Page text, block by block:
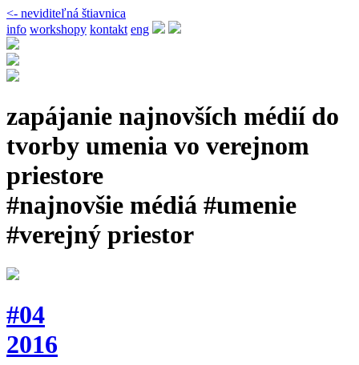
<- neviditeľná štiavnica
info workshopy kontakt eng
zapájanie najnovších médií do
tvorby umenia vo verejnom
priestore
#najnovšie médiá #umenie
#verejný priestor
#04
2016